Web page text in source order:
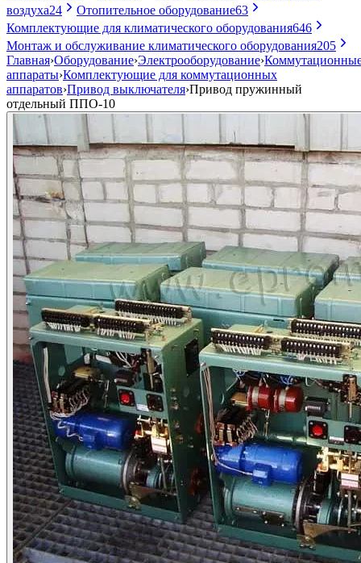
воздуха24 Отопительное оборудование63
Комплектующие для климатического оборудования646
Монтаж и обслуживание климатического оборудования205
Главная›Оборудование›Электрооборудование›
аппараты›Комплектующие для коммутационных
аппаратов›Привод выключателя›Привод пружинный
отдельный ППО-10